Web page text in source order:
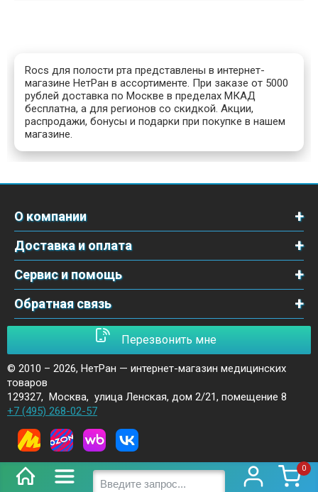
0
Rocs для полости рта представлены в интернет-
магазине НетРан в ассортименте. При заказе от 5000
рублей доставка по Москве в пределах МКАД
бесплатна, а для регионов со скидкой. Акции,
распродажи, бонусы и подарки при покупке в нашем
магазине.
О компании
Доставка и оплата
Сервис и помощь
Обратная связь
Перезвонить мне
© 2010 – 2026, НетРан — интернет-магазин медицинских
товаров
129327, Москва, улица Ленская, дом 2/21, помещение 8
+7 (495) 268-02-57